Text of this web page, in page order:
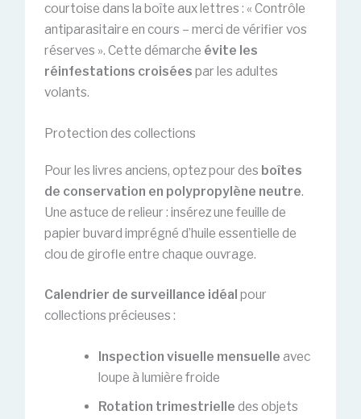
courtoise dans la boîte aux lettres : « Contrôle
antiparasitaire en cours – merci de vérifier vos
réserves ». Cette démarche évite les
réinfestations croisées par les adultes
volants.
Protection des collections
Pour les livres anciens, optez pour des boîtes
de conservation en polypropylène neutre.
Une astuce de relieur : insérez une feuille de
papier buvard imprégné d’huile essentielle de
clou de girofle entre chaque ouvrage.
Calendrier de surveillance idéal pour
collections précieuses :
Inspection visuelle mensuelle avec
loupe à lumière froide
Rotation trimestrielle des objets